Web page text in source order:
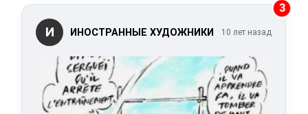
3
И ИНОСТРАННЫЕ ХУДОЖНИКИ 10 лет назад